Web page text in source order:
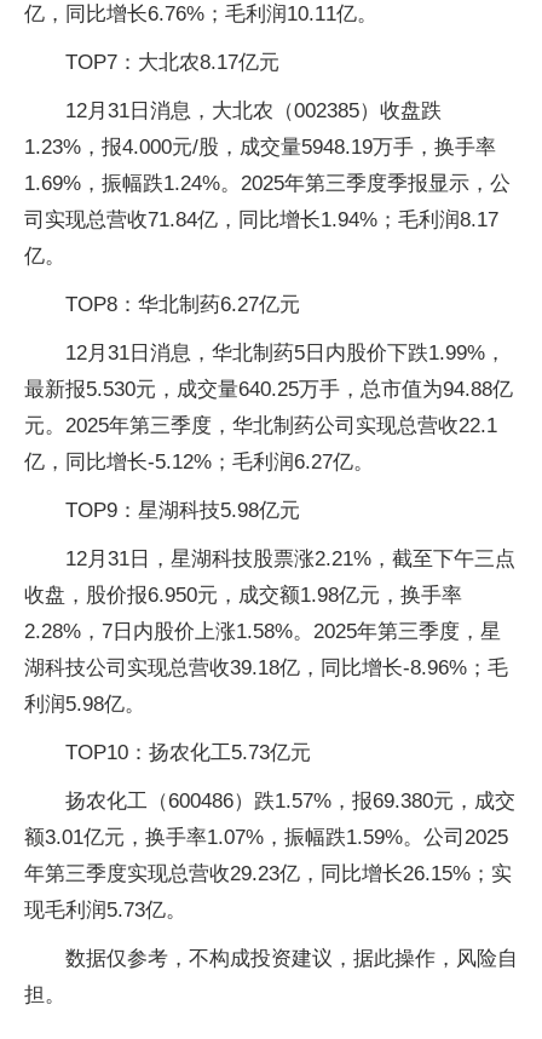
亿，同比增长6.76%；毛利润10.11亿。
TOP7：大北农8.17亿元
12月31日消息，大北农（002385）收盘跌
1.23%，报4.000元/股，成交量5948.19万手，换手率
1.69%，振幅跌1.24%。2025年第三季度季报显示，公
司实现总营收71.84亿，同比增长1.94%；毛利润8.17
亿。
TOP8：华北制药6.27亿元
12月31日消息，华北制药5日内股价下跌1.99%，
最新报5.530元，成交量640.25万手，总市值为94.88亿
元。2025年第三季度，华北制药公司实现总营收22.1
亿，同比增长-5.12%；毛利润6.27亿。
TOP9：星湖科技5.98亿元
12月31日，星湖科技股票涨2.21%，截至下午三点
收盘，股价报6.950元，成交额1.98亿元，换手率
2.28%，7日内股价上涨1.58%。2025年第三季度，星
湖科技公司实现总营收39.18亿，同比增长-8.96%；毛
利润5.98亿。
TOP10：扬农化工5.73亿元
扬农化工（600486）跌1.57%，报69.380元，成交
额3.01亿元，换手率1.07%，振幅跌1.59%。公司2025
年第三季度实现总营收29.23亿，同比增长26.15%；实
现毛利润5.73亿。
数据仅参考，不构成投资建议，据此操作，风险自
担。